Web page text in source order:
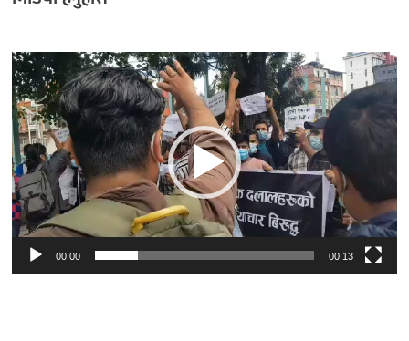
Video
Player
00:00 00:13